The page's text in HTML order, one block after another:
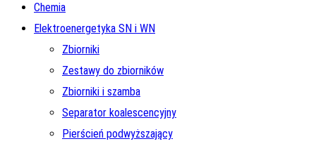
Chemia
Elektroenergetyka SN i WN
Zbiorniki
Zestawy do zbiorników
Zbiorniki i szamba
Separator koalescencyjny
Pierścień podwyższający